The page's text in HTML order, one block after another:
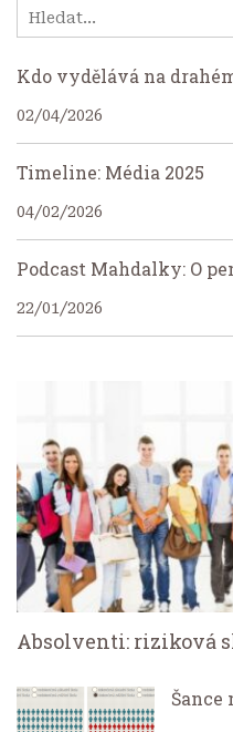
Kdo vydělává na
02/04/2026
Timeline: Média 2025
04/02/2026
Podcast Mahdalky: O
22/01/2026
Absolventi: riziková
Šance